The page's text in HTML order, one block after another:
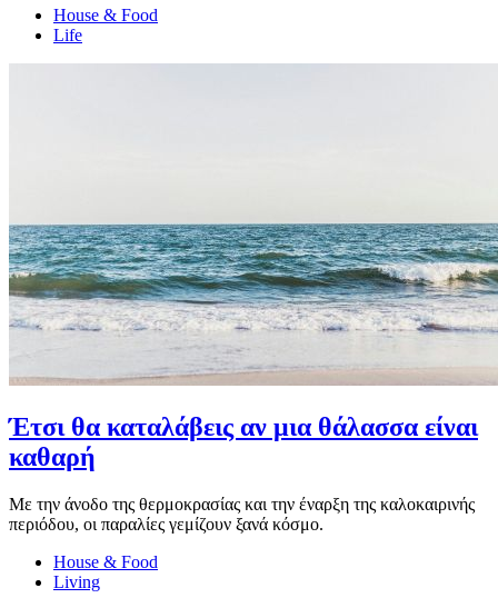
House & Food
Life
Έτσι θα καταλάβεις αν μια θάλασσα είναι
καθαρή
Με την άνοδο της θερμοκρασίας και την έναρξη της καλοκαιρινής
περιόδου, οι παραλίες γεμίζουν ξανά κόσμο.
House & Food
Living